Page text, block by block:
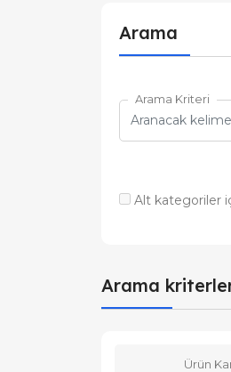
Arama
Arama Kriteri
Alt kategoriler
Arama
Ürün